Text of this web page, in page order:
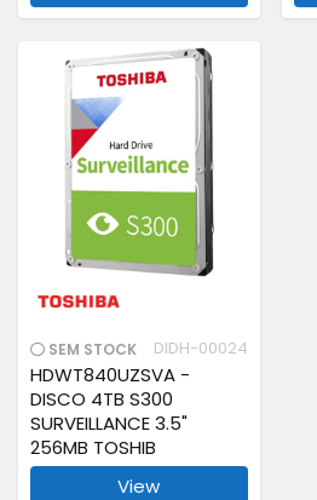
SEM STOCK DIDH-00024
HDWT840UZSVA -
DISCO 4TB S300
SURVEILLANCE 3.5"
256MB TOSHIB
View